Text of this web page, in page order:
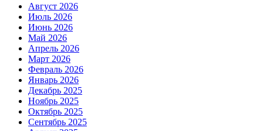
Август 2026
Июль 2026
Июнь 2026
Май 2026
Апрель 2026
Март 2026
Февраль 2026
Январь 2026
Декабрь 2025
Ноябрь 2025
Октябрь 2025
Сентябрь 2025